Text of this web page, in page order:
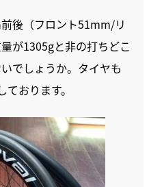
後（フロント51mm/リ
が1305gと非の打ちどこ
でしょうか。タイヤも
おります。